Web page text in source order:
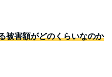
被害額がどのくらいなのか